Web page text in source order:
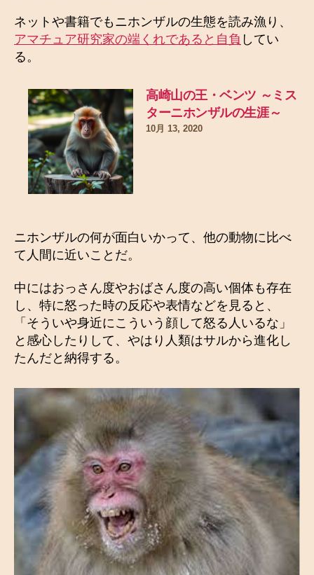
ネットや書籍でもニホンザルの生態を読み漁り、
アマチュア研究家の端くれであると自負 してい
る。
高崎山の王・ベンツ ～ミス
ターニホンザルの生涯～
10月 13, 2020
ニホンザルの何が面白いかって、他の動物に比べ
て人間に近いことだ。
中にはおっさん度やおばさん度の高い個体も存在
し、特に怒った時の反応や表情などを見ると、
「そういや身近にこういう顔して怒る人いるな」
と感心したりして、やはり人類はサルから進化し
たんだと納得する。